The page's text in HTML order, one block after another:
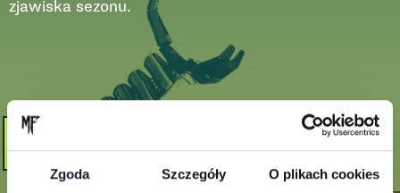
Zgoda Szczegóły O plikach cookies
zjawiska sezonu.